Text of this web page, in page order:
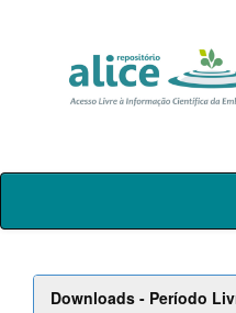
Skip
Downloads - Período